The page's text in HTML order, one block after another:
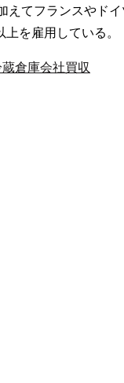
えてフランスやド
を雇用している。
倉庫会社買収